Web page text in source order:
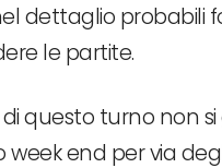
dettaglio probabili
le partite.
questo turno non
week end per via